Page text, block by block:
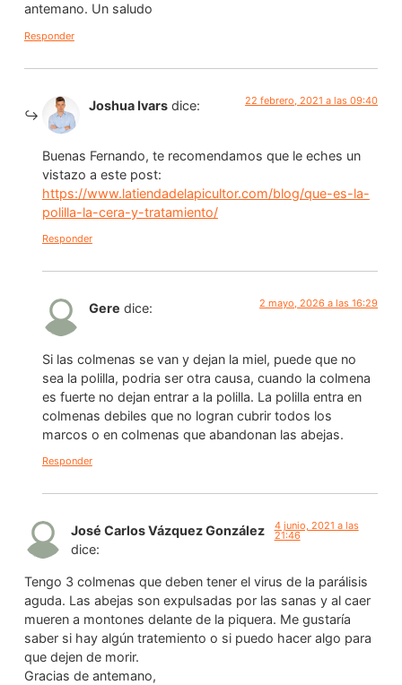
antemano. Un saludo
Responder
Joshua Ivars dice: 22 febrero, 2021 a las 09:40
Buenas Fernando, te recomendamos que le eches un
vistazo a este post:
https://www.latiendadelapicultor.com/blog/que-es-la-
polilla-la-cera-y-tratamiento/
Responder
Gere dice: 2 mayo, 2026 a las 16:29
Si las colmenas se van y dejan la miel, puede que no
sea la polilla, podria ser otra causa, cuando la colmena
es fuerte no dejan entrar a la polilla. La polilla entra en
colmenas debiles que no logran cubrir todos los
marcos o en colmenas que abandonan las abejas.
Responder
José Carlos Vázquez González
dice:
4 junio, 2021 a las
21:46
Tengo 3 colmenas que deben tener el virus de la parálisis
aguda. Las abejas son expulsadas por las sanas y al caer
mueren a montones delante de la piquera. Me gustaría
saber si hay algún tratemiento o si puedo hacer algo para
que dejen de morir.
Gracias de antemano,